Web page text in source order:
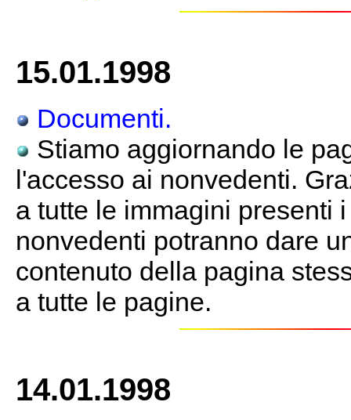
15.01.1998
Documenti.
Stiamo aggiornando le
l'accesso ai nonvedenti.
a tutte le immagini presenti
nonvedenti potranno dare
contenuto della pagina
a tutte le pagine.
14.01.1998